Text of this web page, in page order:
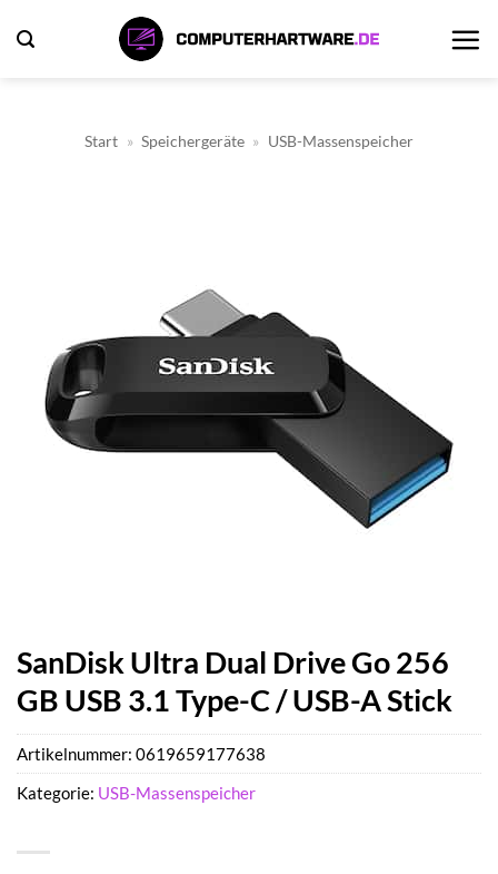
Inhalt
Start » Speichergeräte » USB-Massenspeicher
SanDisk Ultra Dual Drive Go 256
GB USB 3.1 Type-C / USB-A Stick
Artikelnummer: 0619659177638
Kategorie: USB-Massenspeicher